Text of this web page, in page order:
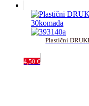
Plastični
4,50 €